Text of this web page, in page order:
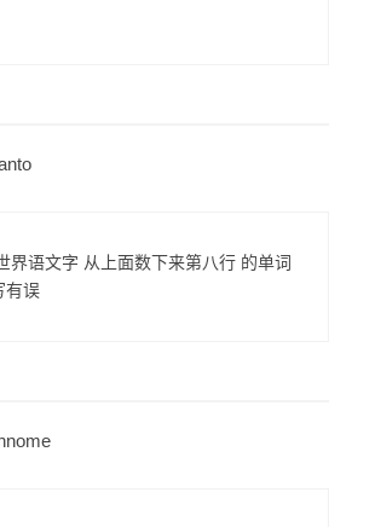
界语文字 从上面数下来第八行 的单词
有误